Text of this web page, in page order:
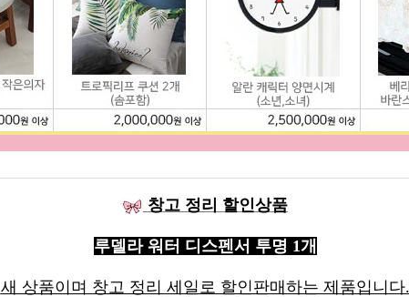
창고 정리 할인상품
루델라 워터 디스펜서 투명 1개
새 상품이며 창고 정리 세일로 할인판매하는 제품입니다.